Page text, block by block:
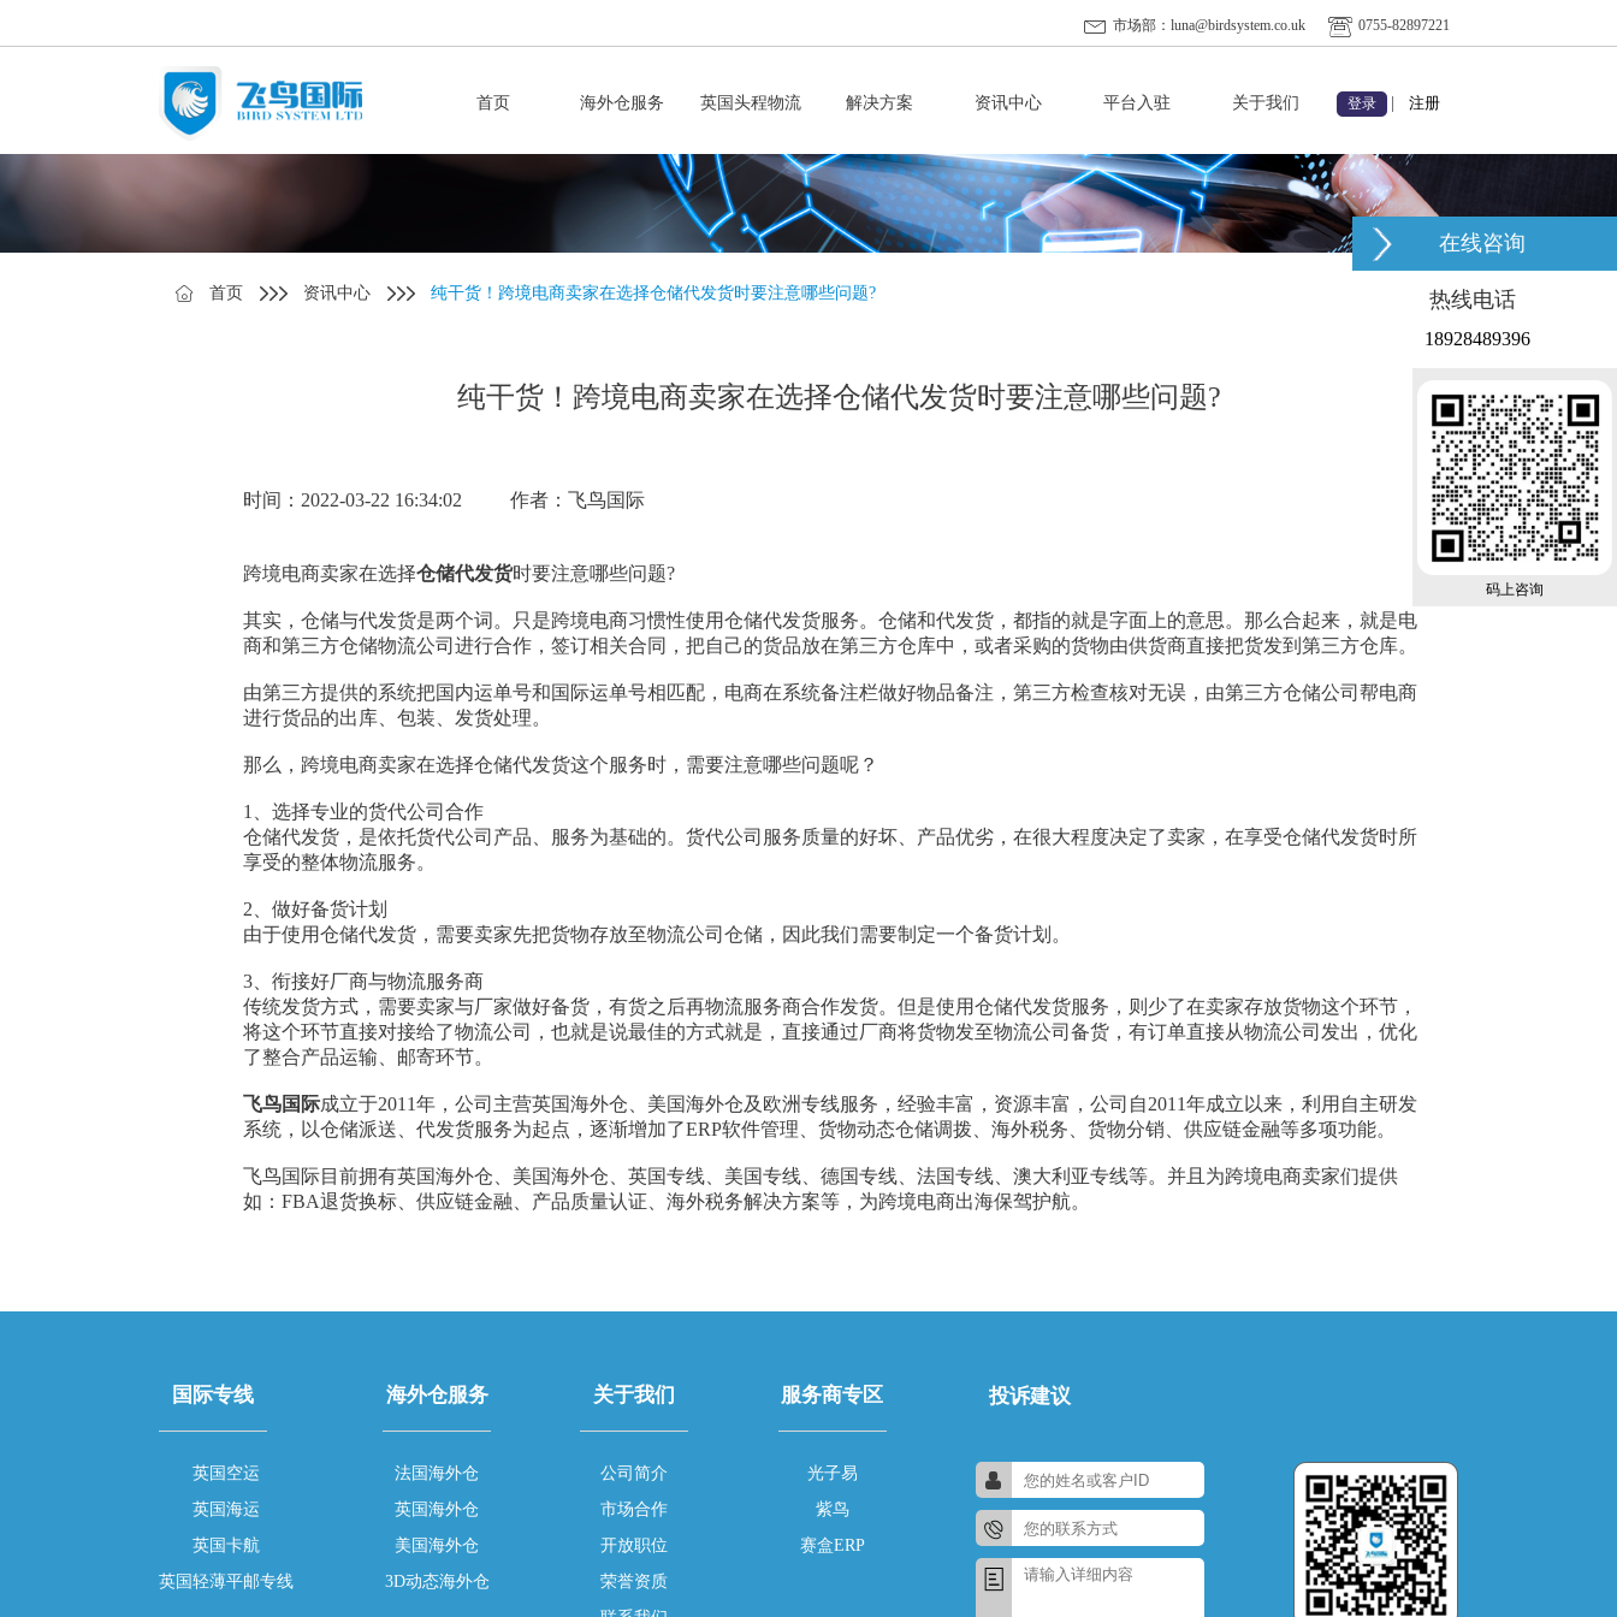
市场部：luna@birdsystem.co.uk 0755-82897221
首页 海外仓服务 英国头程物流 解决方案 资讯中心 平台入驻 关于我们 登录 注册
首页 资讯中心 纯干货！跨境电商卖家在选择仓储代发货时要注意哪些问题?
纯干货！跨境电商卖家在选择仓储代发货时要注意哪些问题?
时间：2022-03-22 16:34:02 作者：飞鸟国际
跨境电商卖家在选择仓储代发货时要注意哪些问题?
其实，仓储与代发货是两个词。只是跨境电商习惯性使用仓储代发货服务。仓储和代发货，都指的就是字面上的意思。那么合起来，就是电
商和第三方仓储物流公司进行合作，签订相关合同，把自己的货品放在第三方仓库中，或者采购的货物由供货商直接把货发到第三方仓库。
由第三方提供的系统把国内运单号和国际运单号相匹配，电商在系统备注栏做好物品备注，第三方检查核对无误，由第三方仓储公司帮电商
进行货品的出库、包装、发货处理。
那么，跨境电商卖家在选择仓储代发货这个服务时，需要注意哪些问题呢？
1、选择专业的货代公司合作
仓储代发货，是依托货代公司产品、服务为基础的。货代公司服务质量的好坏、产品优劣，在很大程度决定了卖家，在享受仓储代发货时所
享受的整体物流服务。
2、做好备货计划
由于使用仓储代发货，需要卖家先把货物存放至物流公司仓储，因此我们需要制定一个备货计划。
3、衔接好厂商与物流服务商
传统发货方式，需要卖家与厂家做好备货，有货之后再物流服务商合作发货。但是使用仓储代发货服务，则少了在卖家存放货物这个环节，
将这个环节直接对接给了物流公司，也就是说最佳的方式就是，直接通过厂商将货物发至物流公司备货，有订单直接从物流公司发出，优化
了整合产品运输、邮寄环节。
飞鸟国际成立于2011年，公司主营英国海外仓、美国海外仓及欧洲专线服务，经验丰富，资源丰富，公司自2011年成立以来，利用自主研发
系统，以仓储派送、代发货服务为起点，逐渐增加了ERP软件管理、货物动态仓储调拨、海外税务、货物分销、供应链金融等多项功能。
飞鸟国际目前拥有英国海外仓、美国海外仓、英国专线、美国专线、德国专线、法国专线、澳大利亚专线等。并且为跨境电商卖家们提供
如：FBA退货换标、供应链金融、产品质量认证、海外税务解决方案等，为跨境电商出海保驾护航。
国际专线
英国空运
英国海运
英国卡航
英国轻薄平邮专线
海外仓服务
法国海外仓
英国海外仓
美国海外仓
3D动态海外仓
关于我们
公司简介
市场合作
开放职位
荣誉资质
服务商专区
光子易
紫鸟
赛盒ERP
投诉建议
在线咨询
热线电话
18928489396
码上咨询